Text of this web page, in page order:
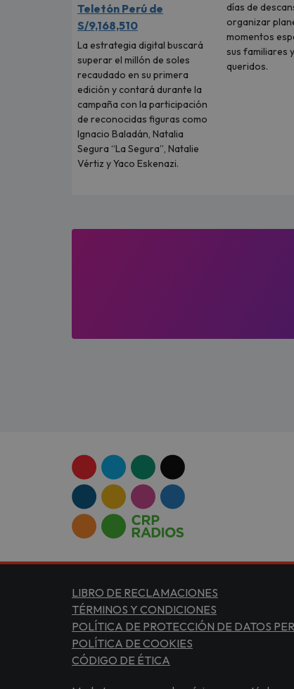
Teletón Perú de
S/9,168,510
La estrategia digital buscará
superar el millón de soles
recaudado en su primera
edición y contará durante la
campaña con la participación
de reconocidas figuras como
Ignacio Baladán, Natalia
Segura “La Segura”, Natalie
Vértiz y Yaco Eskenazi.
días de
organizar
momentos
sus familiares
queridos.
LIBRO DE RECLAMACIONES
TÉRMINOS Y CONDICIONES
POLÍTICA DE PROTECCIÓN DE DATOS
POLÍTICA DE COOKIES
CÓDIGO DE ÉTICA